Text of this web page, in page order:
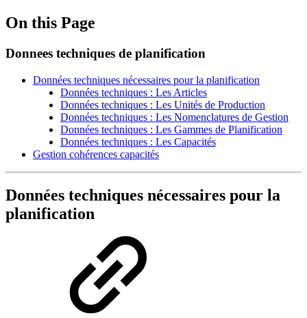
On this Page
Donnees techniques de planification
Données techniques nécessaires pour la planification
Données techniques : Les Articles
Données techniques : Les Unités de Production
Données techniques : Les Nomenclatures de Gestion
Données techniques : Les Gammes de Planification
Données techniques : Les Capacités
Gestion cohérences capacités
Données techniques nécessaires pour la
planification